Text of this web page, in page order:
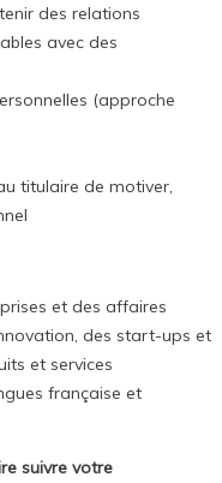
des relations
avec des
(approche
titulaire de motiver,
et des affaires
des start-ups et
et services
française et
suivre votre